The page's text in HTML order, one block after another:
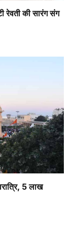
रेवती की सारंग संग
5 लाख